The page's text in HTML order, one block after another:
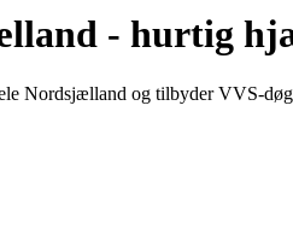
- hurtig
Nordsjælland og tilbyder VVS-